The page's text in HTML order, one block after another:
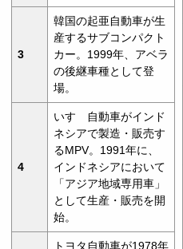
3
韓国の起亜自動車が生
産するサブコンパクト
カー。1999年、アベラ
の後継車種として登
場。
4
いすゞ自動車がインド
ネシアで製造・販売す
るMPV。1991年に、
インドネシアにおいて
「アジア地域専用車」
として生産・販売を開
始。
トヨタ自動車が1978年